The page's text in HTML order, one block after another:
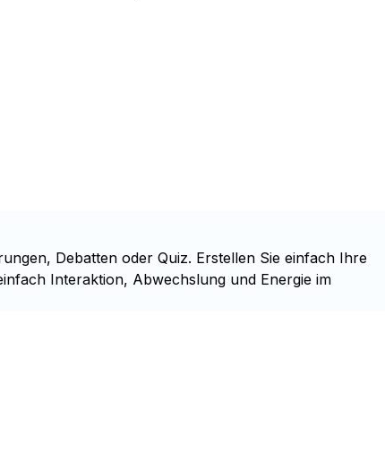
Debatten oder Quiz. Erstellen Sie einfach Ihre
Interaktion, Abwechslung und Energie im